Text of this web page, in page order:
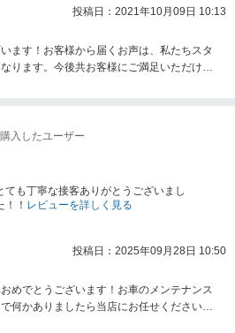
投稿日：2021年10月09日 10:13
ます！お客様から届くお声は、私たちスタ
ります。今後共お客様にご満足いただけま
またのご利用を心よりお待ち申し上げてお
入したユーザー
ても丁寧な接客ありがとうございまし
！！ レビューを詳しく見る
投稿日：2025年09月28日 10:50
めでとうございます！お車のメンテナンス
何かありましたら当店にお任せください！